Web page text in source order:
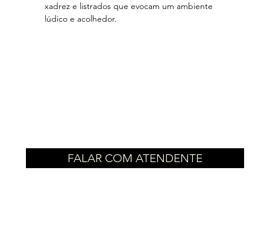
FALAR COM ATENDENTE
xadrez e listrados que evocam um ambiente
lúdico e acolhedor.